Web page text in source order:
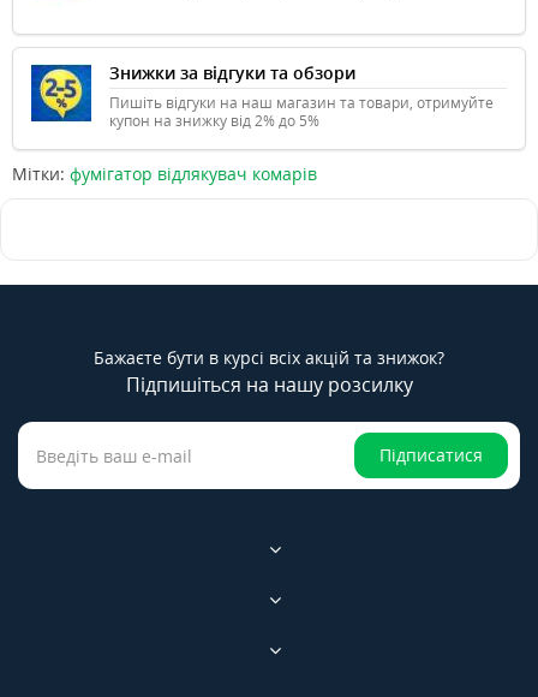
Знижки за відгуки та обзори
Пишіть відгуки на наш магазин та товари, отримуйте
купон на знижку від 2% до 5%
Мітки: фумігатор відлякувач комарів
Бажаєте бути в курсі всіх акцій та знижок?
Підпишіться на нашу розсилку
Підписатися